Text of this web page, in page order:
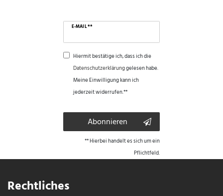
E-MAIL **
Hiermit bestätige ich, dass ich die
Daten­schutz­erklärunggelesen habe.
Meine Einwilligung kann ich
jederzeit widerrufen.**
Abonnieren
** Hierbei handelt es sich um ein
Pflichtfeld.
Rechtliches